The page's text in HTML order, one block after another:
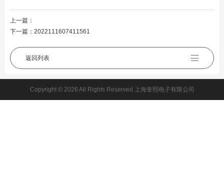
上一篇：
下一篇： 2022111607411561
返回列表
Copyright © 2026 All Rights Reserved 上海奎熙电子有限公司